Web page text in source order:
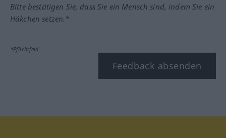
Bitte bestätigen Sie, dass Sie ein Mensch sind, indem Sie ein
Häkchen setzen.*
*Pflichtfeld
Feedback absenden